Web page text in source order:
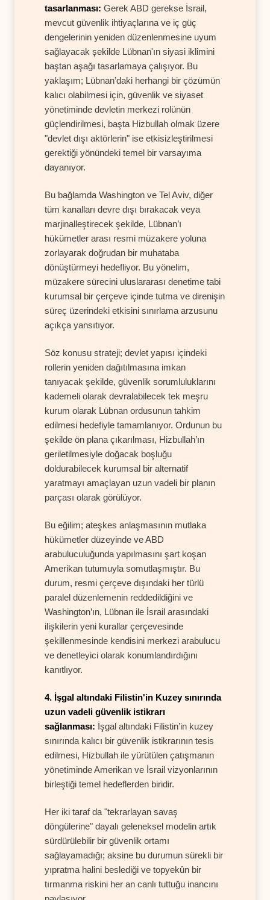
tasarlanması: Gerek ABD gerekse İsrail,
mevcut güvenlik ihtiyaçlarına ve iç güç
dengelerinin yeniden düzenlenmesine uyum
sağlayacak şekilde Lübnan'ın siyasi iklimini
baştan aşağı tasarlamaya çalışıyor. Bu
yaklaşım; Lübnan’daki herhangi bir çözümün
kalıcı olabilmesi için, güvenlik ve siyaset
yönetiminde devletin merkezi rolünün
güçlendirilmesi, başta Hizbullah olmak üzere
"devlet dışı aktörlerin" ise etkisizleştirilmesi
gerektiği yönündeki temel bir varsayıma
dayanıyor.
Bu bağlamda Washington ve Tel Aviv, diğer
tüm kanalları devre dışı bırakacak veya
marjinalleştirecek şekilde, Lübnan’ı
hükümetler arası resmi müzakere yoluna
zorlayarak doğrudan bir muhataba
dönüştürmeyi hedefliyor. Bu yönelim,
müzakere sürecini uluslararası denetime tabi
kurumsal bir çerçeve içinde tutma ve direnişin
süreç üzerindeki etkisini sınırlama arzusunu
açıkça yansıtıyor.
Söz konusu strateji; devlet yapısı içindeki
rollerin yeniden dağıtılmasına imkan
tanıyacak şekilde, güvenlik sorumluluklarını
kademeli olarak devralabilecek tek meşru
kurum olarak Lübnan ordusunun tahkim
edilmesi hedefiyle tamamlanıyor. Ordunun bu
şekilde ön plana çıkarılması, Hizbullah’ın
geriletilmesiyle doğacak boşluğu
doldurabilecek kurumsal bir alternatif
yaratmayı amaçlayan uzun vadeli bir planın
parçası olarak görülüyor.
Bu eğilim; ateşkes anlaşmasının mutlaka
hükümetler düzeyinde ve ABD
arabuluculuğunda yapılmasını şart koşan
Amerikan tutumuyla somutlaşmıştır. Bu
durum, resmi çerçeve dışındaki her türlü
paralel düzenlemenin reddedildiğini ve
Washington’ın, Lübnan ile İsrail arasındaki
ilişkilerin yeni kurallar çerçevesinde
şekillenmesinde kendisini merkezi arabulucu
ve denetleyici olarak konumlandırdığını
kanıtlıyor.
4. İşgal altındaki Filistin'in Kuzey sınırında
uzun vadeli güvenlik istikrarı
sağlanması: İşgal altındaki Filistin’in kuzey
sınırında kalıcı bir güvenlik istikrarının tesis
edilmesi, Hizbullah ile yürütülen çatışmanın
yönetiminde Amerikan ve İsrail vizyonlarının
birleştiği temel hedeflerden biridir.
Her iki taraf da "tekrarlayan savaş
döngülerine" dayalı geleneksel modelin artık
sürdürülebilir bir güvenlik ortamı
sağlayamadığı; aksine bu durumun sürekli bir
yıpratma halini beslediği ve topyekûn bir
tırmanma riskini her an canlı tuttuğu inancını